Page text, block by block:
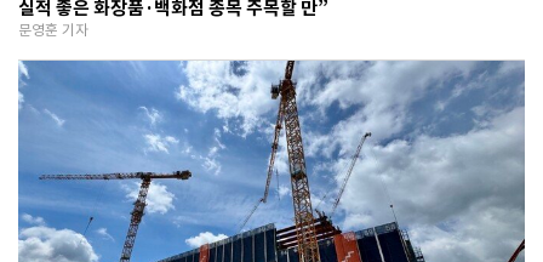
실적 좋은 화장품·백화점 종목 주목할 만”
문영훈 기자